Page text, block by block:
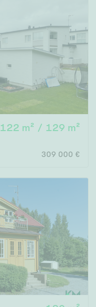
122 m² / 129 m²
309 000 €